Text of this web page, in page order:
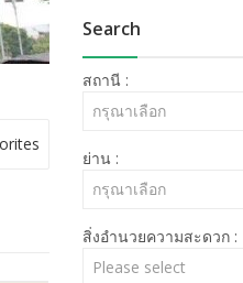
Search
สถานี :
กรุณาเลือก
ย่าน :
กรุณาเลือก
สิ่งอำนวยความสะดวก :